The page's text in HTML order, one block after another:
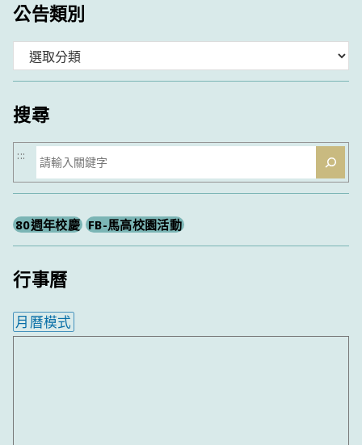
公告類別
類
搜尋
搜
尋
:::
80週年校慶 FB-馬高校園活動
行事曆
月曆模式